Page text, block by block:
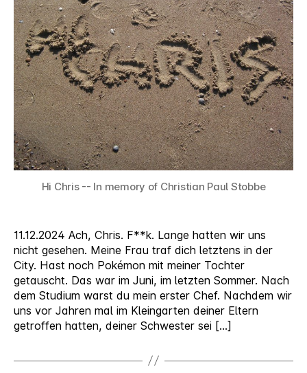
Hi Chris -- In memory of Christian Paul Stobbe
11.12.2024 Ach, Chris. F**k. Lange hatten wir uns
nicht gesehen. Meine Frau traf dich letztens in der
City. Hast noch Pokémon mit meiner Tochter
getauscht. Das war im Juni, im letzten Sommer. Nach
dem Studium warst du mein erster Chef. Nachdem wir
uns vor Jahren mal im Kleingarten deiner Eltern
getroffen hatten, deiner Schwester sei […]